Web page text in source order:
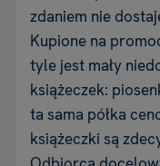
zdaniem nie
Kupione na
tyle jest mały
książeczek:
ta sama półka
książeczki są